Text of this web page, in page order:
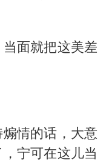
面就把这美差
情的话，大意
宁可在这儿当